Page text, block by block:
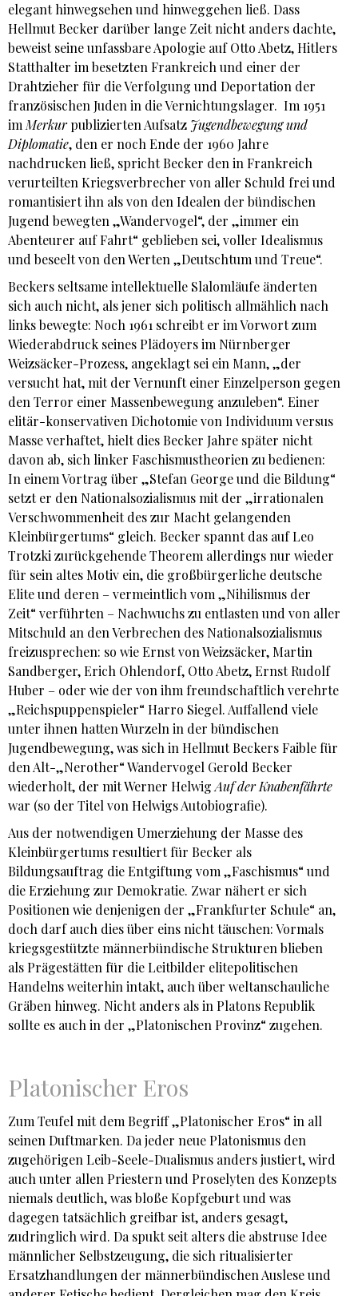
elegant hinwegsehen und hinweggehen ließ. Dass
Hellmut Becker darüber lange Zeit nicht anders dachte,
beweist seine unfassbare Apologie auf Otto Abetz, Hitlers
Statthalter im besetzten Frankreich und einer der
Drahtzieher für die Verfolgung und Deportation der
französischen Juden in die Vernichtungslager. Im 1951
imMerkurpublizierten Aufsatz Jugendbewegung und
Diplomatie, den er noch Ende der 1960 Jahre
nachdrucken ließ, spricht Becker den in Frankreich
verurteilten Kriegsverbrecher von aller Schuld frei und
romantisiert ihn als von den Idealen der bündischen
Jugend bewegten „Wandervogel“, der „immer ein
Abenteurer auf Fahrt“ geblieben sei, voller Idealismus
und beseelt von den Werten „Deutschtum und Treue“.
Beckers seltsame intellektuelle Slalomläufe änderten
sich auch nicht, als jener sich politisch allmählich nach
links bewegte: Noch 1961 schreibt er im Vorwort zum
Wiederabdruck seines Plädoyers im Nürnberger
Weizsäcker-Prozess, angeklagt sei ein Mann, „der
versucht hat, mit der Vernunft einer Einzelperson gegen
den Terror einer Massenbewegung anzuleben“. Einer
elitär-konservativen Dichotomie von Individuum versus
Masse verhaftet, hielt dies Becker Jahre später nicht
davon ab, sich linker Faschismustheorien zu bedienen:
In einem Vortrag über „Stefan George und die Bildung“
setzt er den Nationalsozialismus mit der „irrationalen
Verschwommenheit des zur Macht gelangenden
Kleinbürgertums“ gleich. Becker spannt das auf Leo
Trotzki zurückgehende Theorem allerdings nur wieder
für sein altes Motiv ein, die großbürgerliche deutsche
Elite und deren – vermeintlich vom „Nihilismus der
Zeit“ verführten – Nachwuchs zu entlasten und von aller
Mitschuld an den Verbrechen des Nationalsozialismus
freizusprechen: so wie Ernst von Weizsäcker, Martin
Sandberger, Erich Ohlendorf, Otto Abetz, Ernst Rudolf
Huber – oder wie der von ihm freundschaftlich verehrte
„Reichspuppenspieler“ Harro Siegel. Auffallend viele
unter ihnen hatten Wurzeln in der bündischen
Jugendbewegung, was sich in Hellmut Beckers Faible für
den Alt-„Nerother“ Wandervogel Gerold Becker
wiederholt, der mit Werner HelwigAuf der Knabenfährte
war (so der Titel von Helwigs Autobiografie).
Aus der notwendigen Umerziehung der Masse des
Kleinbürgertums resultiert für Becker als
Bildungsauftrag die Entgiftung vom „Faschismus“ und
die Erziehung zur Demokratie. Zwar nähert er sich
Positionen wie denjenigen der „Frankfurter Schule“ an,
doch darf auch dies über eins nicht täuschen: Vormals
kriegsgestützte männerbündische Strukturen blieben
als Prägestätten für die Leitbilder elitepolitischen
Handelns weiterhin intakt, auch über weltanschauliche
Gräben hinweg. Nicht anders als in Platons Republik
sollte es auch in der „Platonischen Provinz“ zugehen.
Platonischer Eros
Zum Teufel mit dem Begriff „Platonischer Eros“ in all
seinen Duftmarken. Da jeder neue Platonismus den
zugehörigen Leib-Seele-Dualismus anders justiert, wird
auch unter allen Priestern und Proselyten des Konzepts
niemals deutlich, was bloße Kopfgeburt und was
dagegen tatsächlich greifbar ist, anders gesagt,
zudringlich wird. Da spukt seit alters die abstruse Idee
männlicher Selbstzeugung, die sich ritualisierter
Ersatzhandlungen der männerbündischen Auslese und